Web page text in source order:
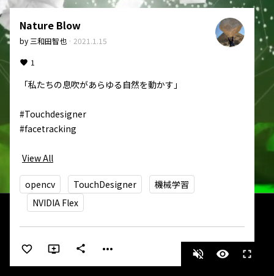
Nature Blow
by 三和田智也 · 2021.1.15
1
「私たちの息吹があらゆる自然を動かす」
#Touchdesigner
#facetracking
View All
opencv TouchDesigner
機械学習
NVIDIA Flex
share more_horiz volume_off visibility fullscreen